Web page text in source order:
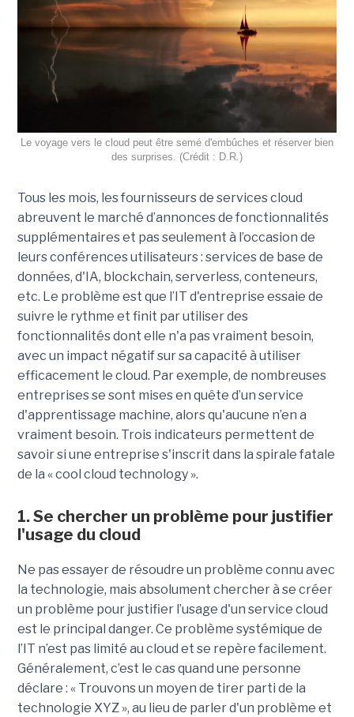
Le voyage vers le cloud peut être semé d'embûches et réserver bien
des surprises. (Crédit : D.R.)
Tous les mois, les fournisseurs de services cloud
abreuvent le marché d’annonces de fonctionnalités
supplémentaires et pas seulement à l’occasion de
leurs conférences utilisateurs : services de base de
données, d'IA, blockchain, serverless, conteneurs,
etc. Le problème est que l’IT d'entreprise essaie de
suivre le rythme et finit par utiliser des
fonctionnalités dont elle n'a pas vraiment besoin,
avec un impact négatif sur sa capacité à utiliser
efficacement le cloud. Par exemple, de nombreuses
entreprises se sont mises en quête d’un service
d'apprentissage machine, alors qu'aucune n’en a
vraiment besoin. Trois indicateurs permettent de
savoir si une entreprise s'inscrit dans la spirale fatale
de la « cool cloud technology ».
1. Se chercher un problème pour justifier
l'usage du cloud
Ne pas essayer de résoudre un problème connu avec
la technologie, mais absolument chercher à se créer
un problème pour justifier l’usage d'un service cloud
est le principal danger. Ce problème systémique de
l’IT n’est pas limité au cloud et se repère facilement.
Généralement, c’est le cas quand une personne
déclare : « Trouvons un moyen de tirer parti de la
technologie XYZ », au lieu de parler d'un problème et